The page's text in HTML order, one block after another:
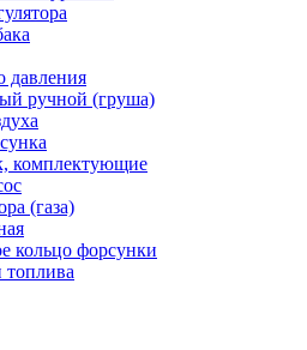
давления
ручной (груша)
комплектующие
(газа)
кольцо форсунки